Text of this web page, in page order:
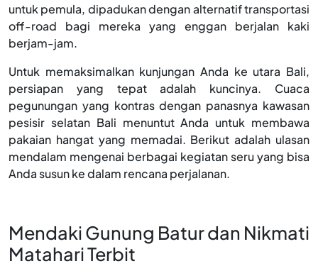
untuk pemula, dipadukan dengan alternatif transportasi
off-road bagi mereka yang enggan berjalan kaki
berjam-jam.
Untuk memaksimalkan kunjungan Anda ke utara Bali,
persiapan yang tepat adalah kuncinya. Cuaca
pegunungan yang kontras dengan panasnya kawasan
pesisir selatan Bali menuntut Anda untuk membawa
pakaian hangat yang memadai. Berikut adalah ulasan
mendalam mengenai berbagai kegiatan seru yang bisa
Anda susun ke dalam rencana perjalanan.
Mendaki Gunung Batur dan Nikmati
Matahari Terbit